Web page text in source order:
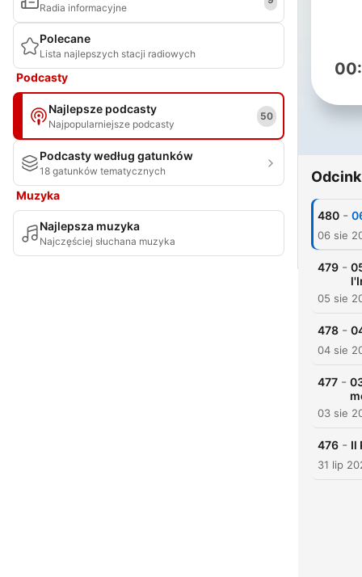
Radia informacyjne
Polecane
Lista najlepszych stacji radiowych
Podcasty
Najlepsze podcasty
Najpopularniejsze podcasty
50
Podcasty według gatunków
18 gatunków tematycznych
Muzyka
Najlepsza muzyka
Najczęściej słuchana muzyka
480 -
06 sie
479 -
05 sie
478 -
04 sie
477 -
03 sie
476 - Il
31 lip